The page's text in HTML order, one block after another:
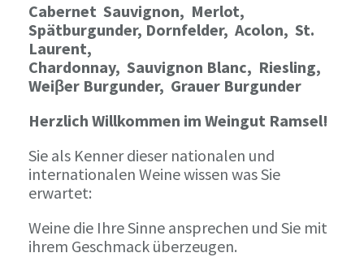
Cabernet Sauvignon, Merlot,
Spätburgunder, Dornfelder, Acolon, St.
Laurent,
Chardonnay, Sauvignon Blanc, Riesling,
Weiβer Burgunder, Grauer Burgunder
Herzlich Willkommen im Weingut Ramsel!
Sie als Kenner dieser nationalen und
internationalen Weine wissen was Sie
erwartet:
Weine die Ihre Sinne ansprechen und Sie mit
ihrem Geschmack überzeugen.